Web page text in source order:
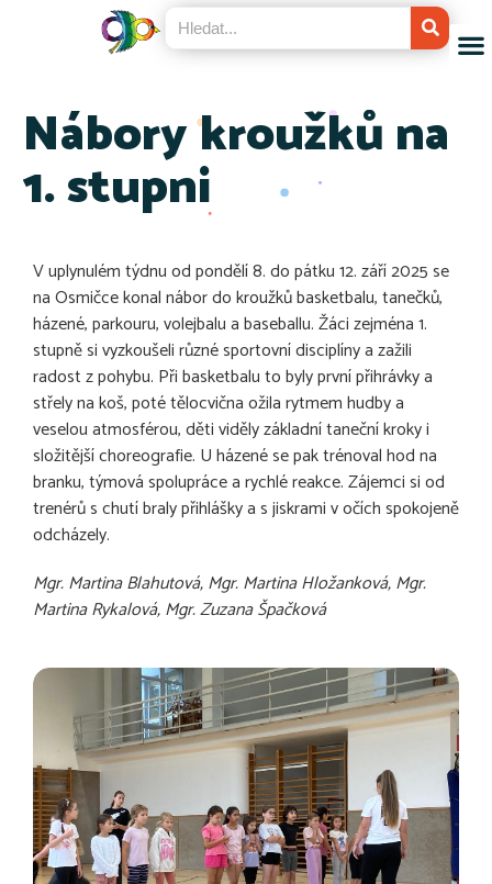
Nábory kroužků na
1. stupni
V uplynulém týdnu od pondělí 8. do pátku 12. září 2025 se
na Osmičce konal nábor do kroužků basketbalu, tanečků,
házené, parkouru, volejbalu a baseballu. Žáci zejména 1.
stupně si vyzkoušeli různé sportovní disciplíny a zažili
radost z pohybu. Při basketbalu to byly první přihrávky a
střely na koš, poté tělocvična ožila rytmem hudby a
veselou atmosférou, děti viděly základní taneční kroky i
složitější choreografie. U házené se pak trénoval hod na
branku, týmová spolupráce a rychlé reakce. Zájemci si od
trenérů s chutí braly přihlášky a s jiskrami v očích spokojeně
odcházely.
Mgr. Martina Blahutová, Mgr. Martina Hložanková, Mgr.
Martina Rykalová, Mgr. Zuzana Špačková